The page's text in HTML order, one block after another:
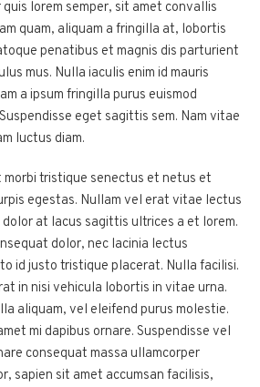
lorem semper, sit amet convallis
quam, aliquam a fringilla at, lobortis
penatibus et magnis dis parturient
mus. Nulla iaculis enim id mauris
a ipsum fringilla purus euismod
eget sagittis sem. Nam vitae
luctus diam.
tristique senectus et netus et
egestas. Nullam vel erat vitae lectus
dolor at lacus sagittis ultrices a et lorem.
dolor, nec lacinia lectus
id justo tristique placerat. Nulla facilisi.
in nisi vehicula lobortis in vitae urna.
aliquam, vel eleifend purus molestie.
mi dapibus ornare. Suspendisse vel
consequat massa ullamcorper
sapien sit amet accumsan facilisis,